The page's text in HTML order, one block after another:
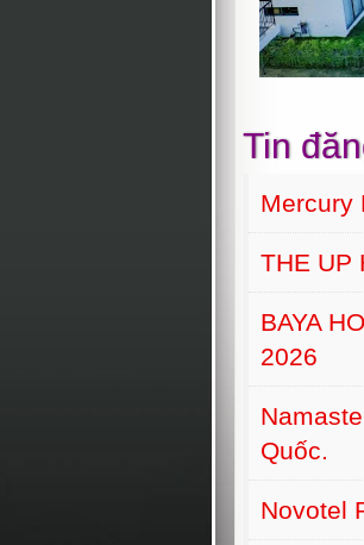
Tin
Mercury
THE UP
BAYA
2026
Quốc.
Novotel